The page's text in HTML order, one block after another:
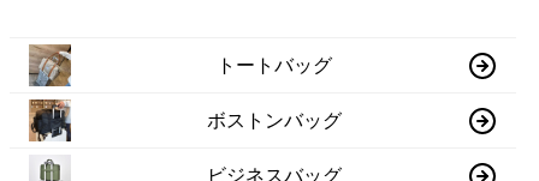
トートバッグ
ボストンバッグ
ビジネスバッグ